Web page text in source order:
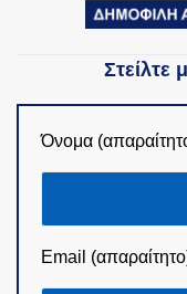
Στείλτε
Όνομα
Email